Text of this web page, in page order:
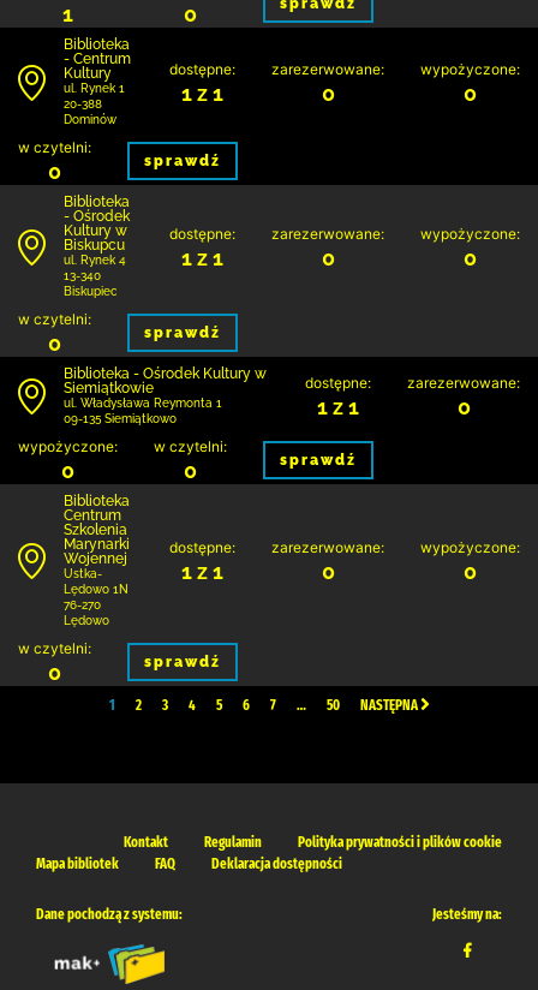
1 0 sprawdź
Biblioteka
- Centrum
Kultury
ul. Rynek 1
20-388
Dominów
dostępne:
1 z 1
zarezerwowane:
0
wypożyczone:
0
w czytelni:
0 sprawdź
Biblioteka
- Ośrodek
Kultury w
Biskupcu
ul. Rynek 4
13-340
Biskupiec
dostępne:
1 z 1
zarezerwowane:
0
wypożyczone:
0
w czytelni:
0 sprawdź
Biblioteka - Ośrodek Kultury w
Siemiątkowie
ul. Władysława Reymonta 1
09-135 Siemiątkowo
dostępne:
1 z 1
zarezerwowane:
0
wypożyczone:
0
w czytelni:
0 sprawdź
Biblioteka
Centrum
Szkolenia
Marynarki
Wojennej
Ustka-
Lędowo 1N
76-270
Lędowo
dostępne:
1 z 1
zarezerwowane:
0
wypożyczone:
0
w czytelni:
0 sprawdź
1 2 3 4 5 6 7 … 50 NASTĘPNA
Kontakt Regulamin
Polityka prywatności i plików cookie
Mapa bibliotek
FAQ Deklaracja dostępności
Dane pochodzą z systemu: Jesteśmy na: